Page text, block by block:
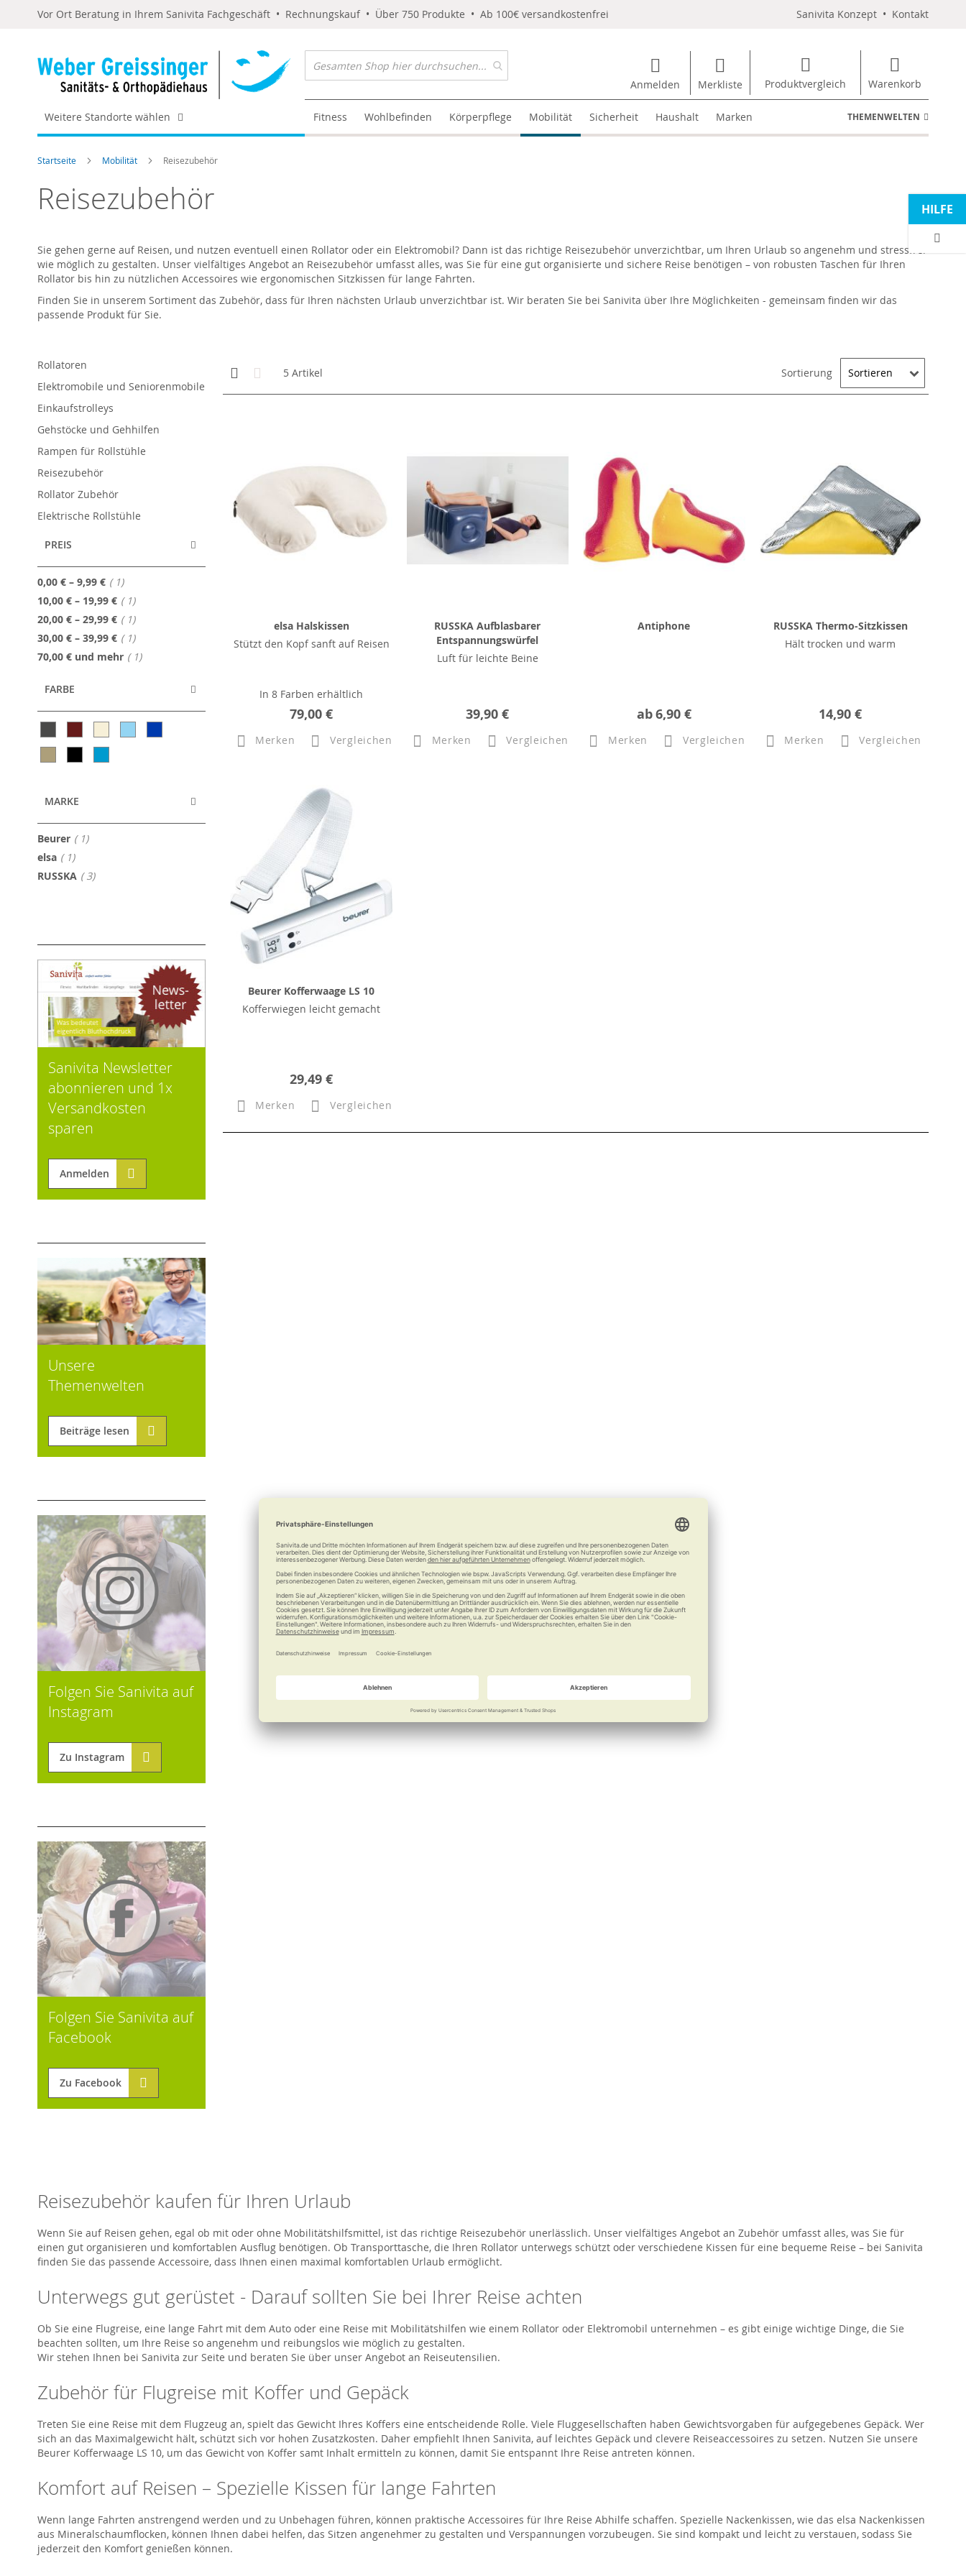
Vor Ort Beratung in Ihrem Sanivita Fachgeschäft • Rechnungskauf • Über 750 Produkte • Ab 100€ versandkostenfrei Sanivita Konzept • Kontakt
Anmelden Merkliste Produktvergleich Warenkorb
Weitere Standorte wählen Fitness Wohlbefinden Körperpflege Mobilität Sicherheit Haushalt Marken THEMENWELTEN
Startseite Mobilität Reisezubehör
Reisezubehör
Sie gehen gerne auf Reisen, und nutzen eventuell einen Rollator oder ein Elektromobil? Dann ist das richtige Reisezubehör unverzichtbar, um Ihren Urlaub so angenehm und stressfrei
wie möglich zu gestalten. Unser vielfältiges Angebot an Reisezubehör umfasst alles, was Sie für eine gut organisierte und sichere Reise benötigen – von robusten Taschen für Ihren
Rollator bis hin zu nützlichen Accessoires wie ergonomischen Sitzkissen für lange Fahrten.
Finden Sie in unserem Sortiment das Zubehör, dass für Ihren nächsten Urlaub unverzichtbar ist. Wir beraten Sie bei Sanivita über Ihre Möglichkeiten - gemeinsam finden wir das
passende Produkt für Sie.
Anzeigen
als
Kachelansicht
5 Artikel Sortierung
elsa Halskissen
Stützt den Kopf sanft auf Reisen
In 8 Farben erhältlich
79,00 €
Merken Vergleichen
RUSSKA Aufblasbarer
Entspannungswürfel
Luft für leichte Beine
39,90 €
Merken Vergleichen
Antiphone
ab6,90 €
Merken Vergleichen
RUSSKA Thermo-Sitzkissen
Hält trocken und warm
14,90 €
Merken Vergleichen
Beurer Kofferwaage LS 10
Kofferwiegen leicht gemacht
29,49 €
Merken Vergleichen
Rollatoren
Elektromobile und Seniorenmobile
Einkaufstrolleys
Gehstöcke und Gehhilfen
Rampen für Rollstühle
Reisezubehör
Rollator Zubehör
Elektrische Rollstühle
PREIS
0,00 € – 9,99 € 1Artikel
10,00 € – 19,99 € 1Artikel
20,00 € – 29,99 € 1Artikel
30,00 € – 39,99 € 1Artikel
70,00 € und mehr 1Artikel
FARBE
MARKE
Beurer 1Artikel
elsa 1Artikel
RUSSKA 3Artikel
Sanivita Newsletter
abonnieren und 1x
Versandkosten
sparen
Anmelden
Unsere
Themenwelten
Beiträge lesen
Folgen Sie Sanivita auf
Instagram
Zu Instagram
Folgen Sie Sanivita auf
Facebook
Zu Facebook
Reisezubehör kaufen für Ihren Urlaub
Wenn Sie auf Reisen gehen, egal ob mit oder ohne Mobilitätshilfsmittel, ist das richtige Reisezubehör unerlässlich. Unser vielfältiges Angebot an Zubehör umfasst alles, was Sie für
einen gut organisieren und komfortablen Ausflug benötigen. Ob Transporttasche, die Ihren Rollator unterwegs schützt oder verschiedene Kissen für eine bequeme Reise – bei Sanivita
finden Sie das passende Accessoire, dass Ihnen einen maximal komfortablen Urlaub ermöglicht.
Unterwegs gut gerüstet - Darauf sollten Sie bei Ihrer Reise achten
Ob Sie eine Flugreise, eine lange Fahrt mit dem Auto oder eine Reise mit Mobilitätshilfen wie einem Rollator oder Elektromobil unternehmen – es gibt einige wichtige Dinge, die Sie
beachten sollten, um Ihre Reise so angenehm und reibungslos wie möglich zu gestalten.
Wir stehen Ihnen bei Sanivita zur Seite und beraten Sie über unser Angebot an Reiseutensilien.
Zubehör für Flugreise mit Koffer und Gepäck
Treten Sie eine Reise mit dem Flugzeug an, spielt das Gewicht Ihres Koffers eine entscheidende Rolle. Viele Fluggesellschaften haben Gewichtsvorgaben für aufgegebenes Gepäck. Wer
sich an das Maximalgewicht hält, schützt sich vor hohen Zusatzkosten. Daher empfiehlt Ihnen Sanivita, auf leichtes Gepäck und clevere Reiseaccessoires zu setzen. Nutzen Sie unsere
Beurer Kofferwaage LS 10, um das Gewicht von Koffer samt Inhalt ermitteln zu können, damit Sie entspannt Ihre Reise antreten können.
Komfort auf Reisen – Spezielle Kissen für lange Fahrten
Wenn lange Fahrten anstrengend werden und zu Unbehagen führen, können praktische Accessoires für Ihre Reise Abhilfe schaffen. Spezielle Nackenkissen, wie das elsa Nackenkissen
aus Mineralschaumflocken, können Ihnen dabei helfen, das Sitzen angenehmer zu gestalten und Verspannungen vorzubeugen. Sie sind kompakt und leicht zu verstauen, sodass Sie
jederzeit den Komfort genießen können.
HILFE